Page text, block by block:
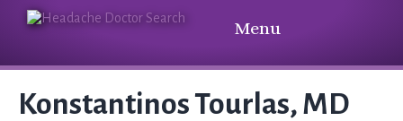
Menu
Konstantinos Tourlas, MD